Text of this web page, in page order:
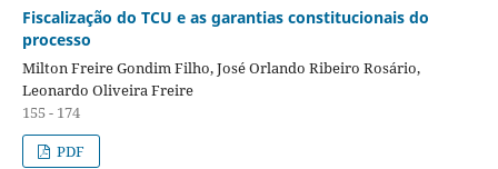
Fiscalização do TCU e as garantias constitucionais do
processo
Milton Freire Gondim Filho, José Orlando Ribeiro Rosário,
Leonardo Oliveira Freire
155 - 174
PDF